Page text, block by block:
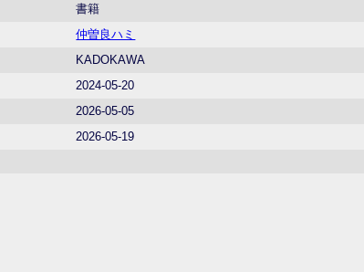
書籍
仲曽良ハミ
KADOKAWA
2024-05-20
2026-05-05
2026-05-19